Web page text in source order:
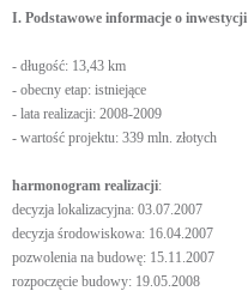
I. Podstawowe informacje o inwestycji
- długość: 13,43 km
- obecny etap: istniejące
- lata realizacji: 2008-2009
- wartość projektu: 339 mln. złotych
harmonogram realizacji:
decyzja lokalizacyjna: 03.07.2007
decyzja środowiskowa: 16.04.2007
pozwolenia na budowę: 15.11.2007
rozpoczęcie budowy: 19.05.2008